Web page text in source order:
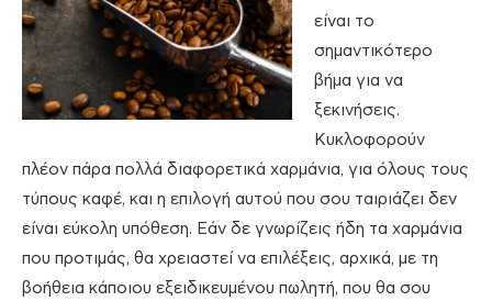
είναι το
σημαντικότερο
βήμα για να
ξεκινήσεις.
Κυκλοφορούν
πλέον πάρα πολλά διαφορετικά χαρμάνια, για όλους τους
τύπους καφέ, και η επιλογή αυτού που σου ταιριάζει δεν
είναι εύκολη υπόθεση. Εάν δε γνωρίζεις ήδη τα χαρμάνια
που προτιμάς, θα χρειαστεί να επιλέξεις, αρχικά, με τη
βοήθεια κάποιου εξειδικευμένου πωλητή, που θα σου